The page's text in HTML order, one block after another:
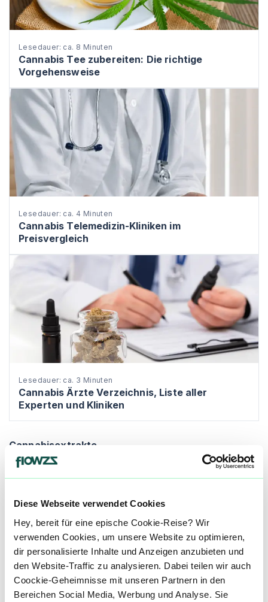
Diese Webseite verwendet Cookies
Hey, bereit für eine epische Cookie-Reise? Wir
verwenden Cookies, um unsere Website zu optimieren,
dir personalisierte Inhalte und Anzeigen anzubieten und
den Website-Traffic zu analysieren. Dabei teilen wir auch
Coockie-Geheimnisse mit unseren Partnern in den
Bereichen Social Media, Werbung und Analyse. Sie
Lesedauer: ca. 8 Minuten
Cannabis Tee zubereiten: Die richtige
Vorgehensweise
Lesedauer: ca. 4 Minuten
Cannabis Telemedizin-Kliniken im
Preisvergleich
Lesedauer: ca. 3 Minuten
Cannabis Ärzte Verzeichnis, Liste aller
Experten und Kliniken
Cannabisextrakte
Cannabisextrakte sind konzentrierte Produkte, die
aus den Blüten der Cannabispflanze gewonnen
höhere Konzentration der Wirkstoffe, insbesondere
der Cannabinoide wie THC (Tetrahydrocannabinol)
und CBD (Cannabidiol), als die Blüten selbst.
Cannabisextrakte werden meist tropfenweise dosiert
und oral eingenommen, können aber auch
vaporisiert und inhaliert werden.